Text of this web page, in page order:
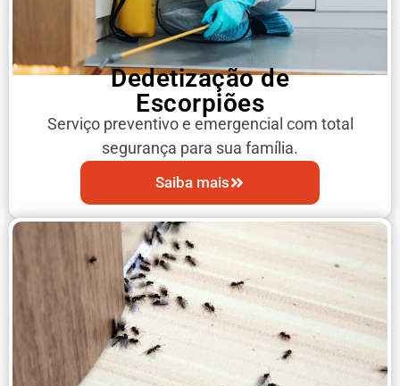
Dedetização de
Escorpiões
Serviço preventivo e emergencial com total
segurança para sua família.
Saiba mais